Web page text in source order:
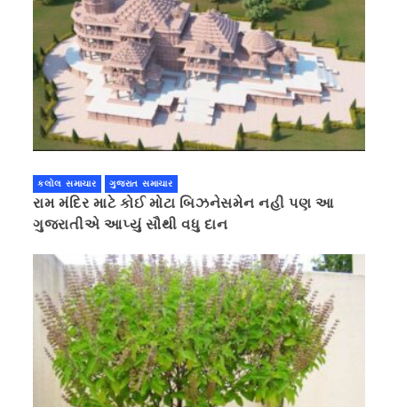
કલોલ સમાચાર ગુજરાત સમાચાર
રામ મંદિર માટે કોઈ મોટા બિઝનેસમેન નહી પણ આ
ગુજરાતીએ આપ્યું સૌથી વધુ દાન